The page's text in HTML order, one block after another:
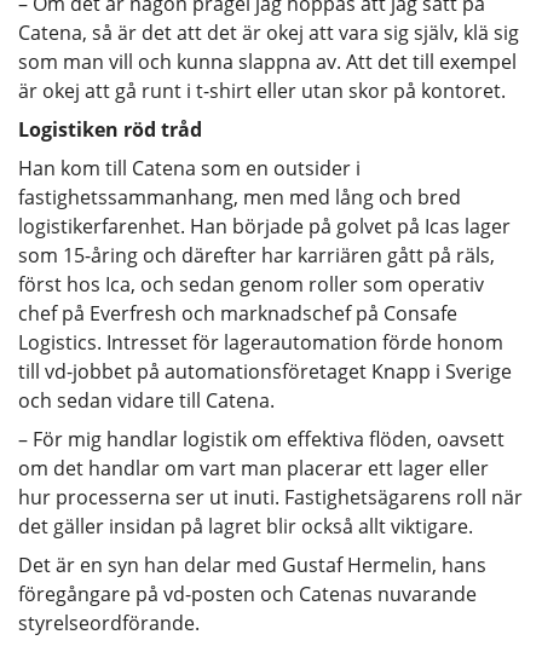
Catena, så är det att det är okej att vara sig själv, klä sig
som man vill och kunna slappna av. Att det till exempel
är okej att gå runt i t-shirt eller utan skor på kontoret.
Logistiken röd tråd
Han kom till Catena som en outsider i
fastighetssammanhang, men med lång och bred
logistikerfarenhet. Han började på golvet på Icas lager
som 15-åring och därefter har karriären gått på räls,
först hos Ica, och sedan genom roller som operativ
chef på Everfresh och marknadschef på Consafe
Logistics. Intresset för lagerautomation förde honom
till vd-jobbet på automationsföretaget Knapp i Sverige
och sedan vidare till Catena.
– För mig handlar logistik om effektiva flöden, oavsett
om det handlar om vart man placerar ett lager eller
hur processerna ser ut inuti. Fastighetsägarens roll när
det gäller insidan på lagret blir också allt viktigare.
Det är en syn han delar med Gustaf Hermelin, hans
föregångare på vd-posten och Catenas nuvarande
styrelseordförande.